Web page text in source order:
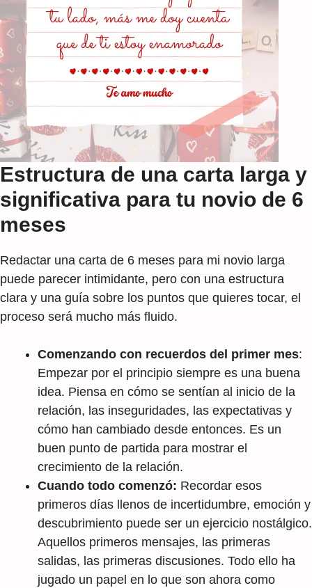
Estructura de una carta larga y
significativa para tu novio de 6
meses
Redactar una carta de 6 meses para mi novio larga
puede parecer intimidante, pero con una estructura
clara y una guía sobre los puntos que quieres tocar, el
proceso será mucho más fluido.
Comenzando con recuerdos del primer mes:
Empezar por el principio siempre es una buena
idea. Piensa en cómo se sentían al inicio de la
relación, las inseguridades, las expectativas y
cómo han cambiado desde entonces. Es un
buen punto de partida para mostrar el
crecimiento de la relación.
Cuando todo comenzó: Recordar esos
primeros días llenos de incertidumbre, emoción y
descubrimiento puede ser un ejercicio nostálgico.
Aquellos primeros mensajes, las primeras
salidas, las primeras discusiones. Todo ello ha
jugado un papel en lo que son ahora como